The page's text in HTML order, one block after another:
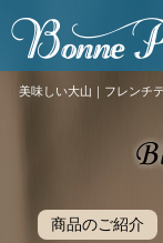
美味しい大山｜フレンチ
商品のご紹介